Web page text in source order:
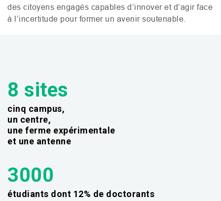
des citoyens engagés capables d’innover et d’agir face
à l’incertitude pour former un avenir soutenable.
8 sites
cinq campus,
un centre,
une ferme expérimentale
et une antenne
3000
étudiants dont 12% de doctorants